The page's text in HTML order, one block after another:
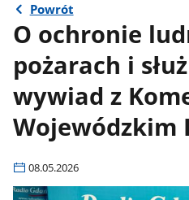
Powrót
O ochronie
pożarach i
wywiad z
Wojewódzkim
08.05.2026